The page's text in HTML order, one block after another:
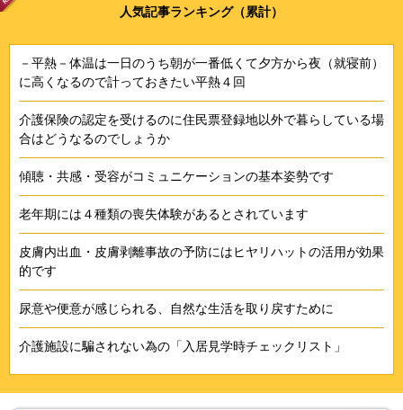
人気記事ランキング（累計）
－平熱－体温は一日のうち朝が一番低くて夕方から夜（就寝前）
に高くなるので計っておきたい平熱４回
介護保険の認定を受けるのに住民票登録地以外で暮らしている場
合はどうなるのでしょうか
傾聴・共感・受容がコミュニケーションの基本姿勢です
老年期には４種類の喪失体験があるとされています
皮膚内出血・皮膚剥離事故の予防にはヒヤリハットの活用が効果
的です
尿意や便意が感じられる、自然な生活を取り戻すために
介護施設に騙されない為の「入居見学時チェックリスト」